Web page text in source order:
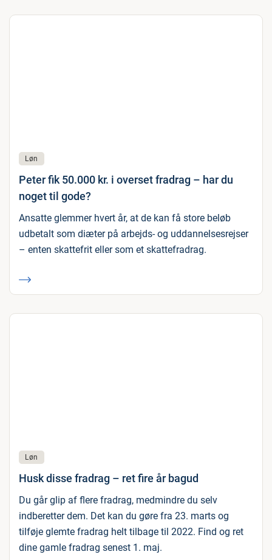
Løn
Peter fik 50.000 kr. i overset fradrag – har du
noget til gode?
Ansatte glemmer hvert år, at de kan få store beløb
udbetalt som diæter på arbejds- og uddannelsesrejser
– enten skattefrit eller som et skattefradrag.
Løn
Husk disse fradrag – ret fire år bagud
Du går glip af flere fradrag, medmindre du selv
indberetter dem. Det kan du gøre fra 23. marts og
tilføje glemte fradrag helt tilbage til 2022. Find og ret
dine gamle fradrag senest 1. maj.